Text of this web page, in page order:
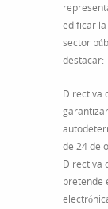
edificar
sector
destacar:
Directiva
de 24 de
Directiva
pretende